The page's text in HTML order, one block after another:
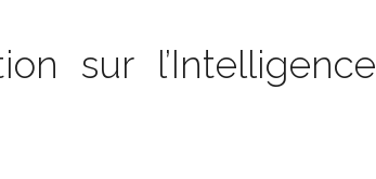
sur l’Intelligence